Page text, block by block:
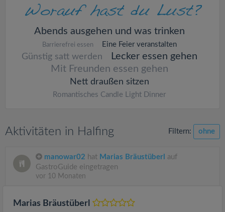
Abends ausgehen und was trinken
Barrierefrei essen Eine Feier veranstalten
Günstig satt werden
Lecker essen gehen
Mit Freunden essen gehen
Nett draußen sitzen
Romantisches Candle Light Dinner
Aktivitäten in Halfing Filtern: ohne
manowar02 hat Marias Bräustüberl auf
GastroGuide eingetragen
vor 10 Monaten
Marias Bräustüberl